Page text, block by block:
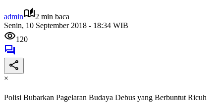
admin
2 min baca
Senin, 10 September 2018 - 18:34 WIB
120
×
Polisi Bubarkan Pagelaran Budaya Debus yang Berbuntut Ricuh